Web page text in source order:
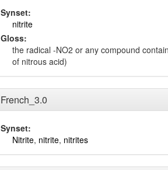
Synset:
nitrite
Gloss:
the radical -NO2 or any compound
of nitrous acid)
French_3.0
Synset:
Nitrite, nitrite, nitrites